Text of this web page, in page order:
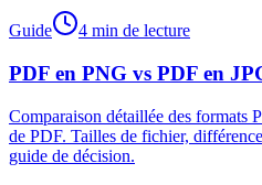
Guide 4 min de lecture
PDF en PNG vs PDF en
Comparaison détaillée des formats
de PDF. Tailles de fichier,
guide de décision.